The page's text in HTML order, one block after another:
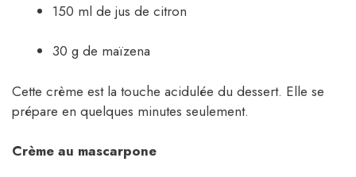
150 ml de jus de citron
30 g de maïzena
Cette crème est la touche acidulée du dessert. Elle se
prépare en quelques minutes seulement.
Crème au mascarpone